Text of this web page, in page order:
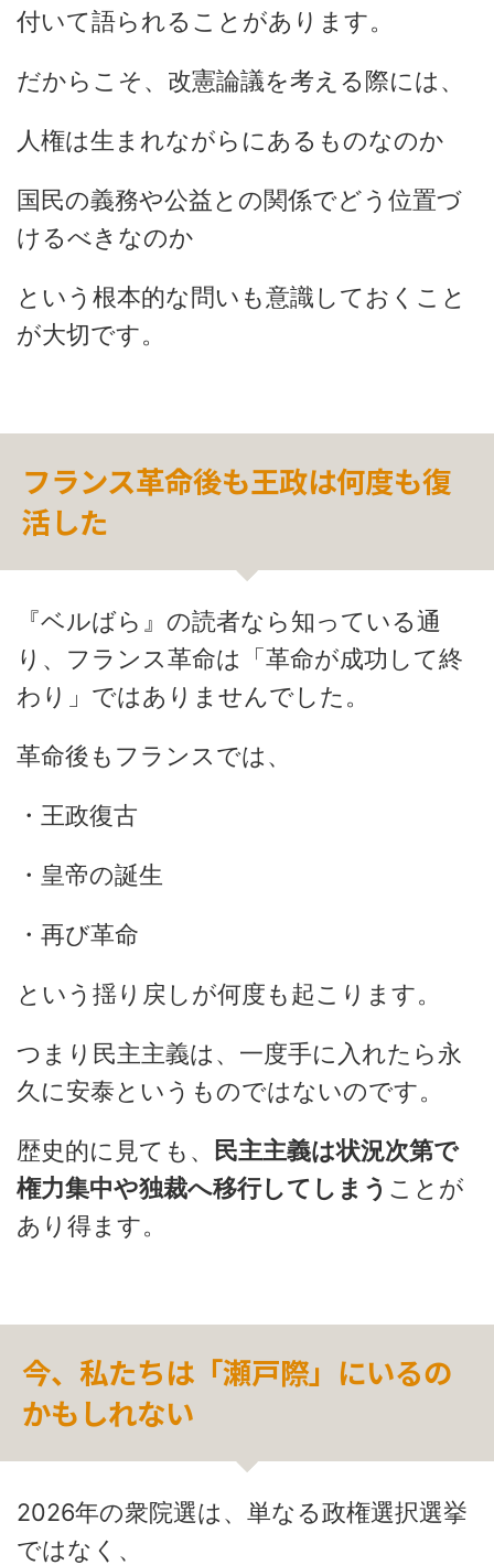
付いて語られることがあります。
だからこそ、改憲論議を考える際には、
人権は生まれながらにあるものなのか
国民の義務や公益との関係でどう位置づ
けるべきなのか
という根本的な問いも意識しておくこと
が大切です。
フランス革命後も王政は何度も復
活した
『ベルばら』の読者なら知っている通
り、フランス革命は「革命が成功して終
わり」ではありませんでした。
革命後もフランスでは、
・王政復古
・皇帝の誕生
・再び革命
という揺り戻しが何度も起こります。
つまり民主主義は、一度手に入れたら永
久に安泰というものではないのです。
歴史的に見ても、
民主主義は状況次第で
権力集中や独裁へ移行してしまう ことが
あり得ます。
今、私たちは「瀬戸際」にいるの
かもしれない
2026年の衆院選は、単なる政権選択選挙
ではなく、